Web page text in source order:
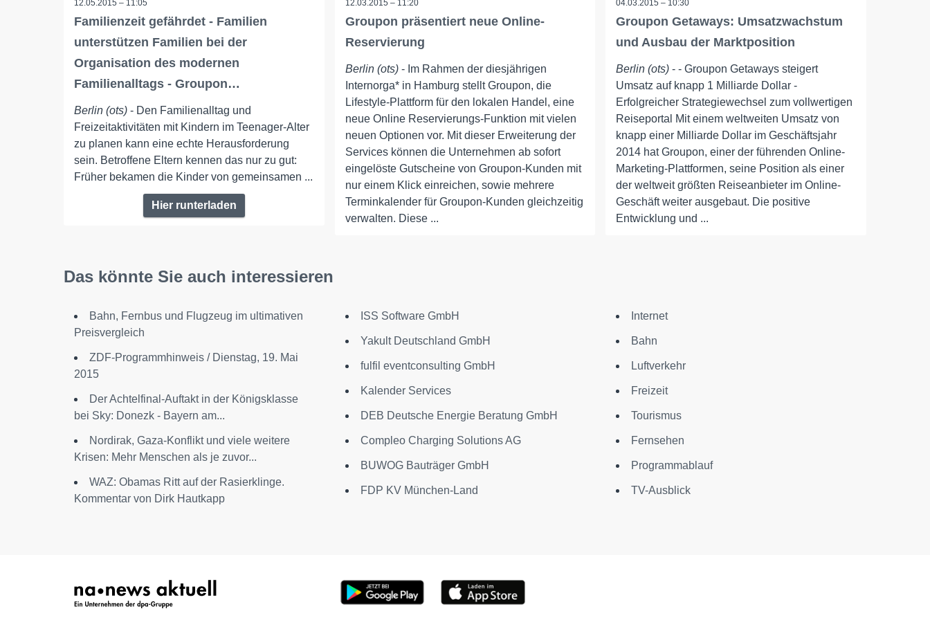
12.05.2015 – 11:05
Familienzeit gefährdet - Familien
unterstützen Familien bei der
Organisation des modernen
Familienalltags - Groupon…
Berlin (ots) - Den Familienalltag und
Freizeitaktivitäten mit Kindern im Teenager-Alter
zu planen kann eine echte Herausforderung
sein. Betroffene Eltern kennen das nur zu gut:
Früher bekamen die Kinder von gemeinsamen ...
Hier runterladen
12.03.2015 – 11:20
Groupon präsentiert neue Online-
Reservierung
Berlin (ots)- Im Rahmen der diesjährigen
Internorga* in Hamburg stellt Groupon, die
Lifestyle-Plattform für den lokalen Handel, eine
neue Online Reservierungs-Funktion mit vielen
neuen Optionen vor. Mit dieser Erweiterung der
Services können die Unternehmen ab sofort
eingelöste Gutscheine von Groupon-Kunden mit
nur einem Klick einreichen, sowie mehrere
Terminkalender für Groupon-Kunden gleichzeitig
verwalten. Diese ...
04.03.2015 – 10:30
Groupon Getaways: Umsatzwachstum
und Ausbau der Marktposition
Berlin (ots) - - Groupon Getaways steigert
Umsatz auf knapp 1 Milliarde Dollar -
Erfolgreicher Strategiewechsel zum vollwertigen
Reiseportal Mit einem weltweiten Umsatz von
knapp einer Milliarde Dollar im Geschäftsjahr
2014 hat Groupon, einer der führenden Online-
Marketing-Plattformen, seine Position als einer
der weltweit größten Reiseanbieter im Online-
Geschäft weiter ausgebaut. Die positive
Entwicklung und ...
Das könnte Sie auch interessieren
Bahn, Fernbus und Flugzeug im ultimativen
Preisvergleich
ZDF-Programmhinweis / Dienstag, 19. Mai
2015
Der Achtelfinal-Auftakt in der Königsklasse
bei Sky: Donezk - Bayern am...
Nordirak, Gaza-Konflikt und viele weitere
Krisen: Mehr Menschen als je zuvor...
WAZ: Obamas Ritt auf der Rasierklinge.
Kommentar von Dirk Hautkapp
ISS Software GmbH
Yakult Deutschland GmbH
fulfil eventconsulting GmbH
Kalender Services
DEB Deutsche Energie Beratung GmbH
Compleo Charging Solutions AG
BUWOG Bauträger GmbH
FDP KV München-Land
Internet
Bahn
Luftverkehr
Freizeit
Tourismus
Fernsehen
Programmablauf
TV-Ausblick